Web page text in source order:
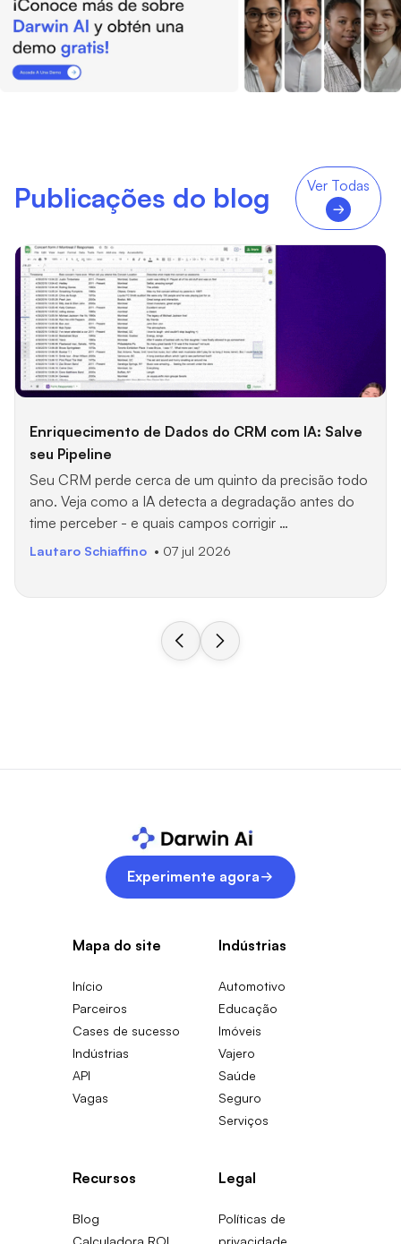
Publicações do blog Ver Todas
Enriquecimento de Dados do CRM com IA: Salve
seu Pipeline
Seu CRM perde cerca de um quinto da precisão todo
ano. Veja como a IA detecta a degradação antes do
time perceber - e quais campos corrigir …
Lautaro Schiaffino • 07 jul 2026
Experimente agora
Mapa do site
Início
Parceiros
Cases de sucesso
Indústrias
API
Vagas
Indústrias
Automotivo
Educação
Imóveis
Vajero
Saúde
Seguro
Serviços
Recursos
Blog
Calculadora ROI
Legal
Políticas de
privacidade